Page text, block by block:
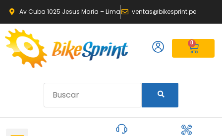
Av Cuba 1025 Jesus Maria – Lima ventas@bikesprint.pe
0